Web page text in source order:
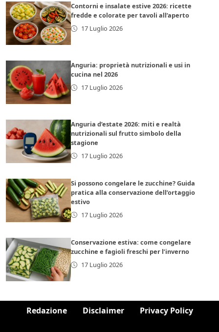
Contorni e insalate estive 2026: ricette
fredde e colorate per tavoli all’aperto
17 Luglio 2026
Anguria: proprietà nutrizionali e usi in
cucina nel 2026
17 Luglio 2026
Anguria d’estate 2026: miti e realtà
nutrizionali sul frutto simbolo della
stagione
17 Luglio 2026
Si possono congelare le zucchine? Guida
pratica alla conservazione dell’ortaggio
estivo
17 Luglio 2026
Conservazione estiva: come congelare
zucchine e fagioli freschi per l’inverno
17 Luglio 2026
Redazione Disclaimer Privacy Policy